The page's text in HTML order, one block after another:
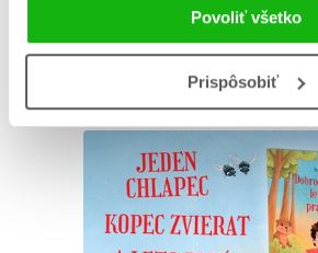
Povoliť všetko
Prispôsobiť
Aktuálne na